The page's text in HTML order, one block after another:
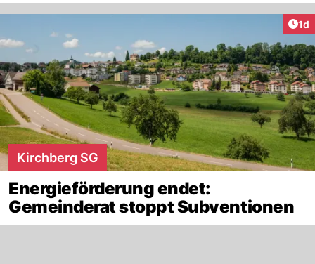
1d
Kirchberg SG
Energieförderung endet:
Gemeinderat stoppt Subventionen